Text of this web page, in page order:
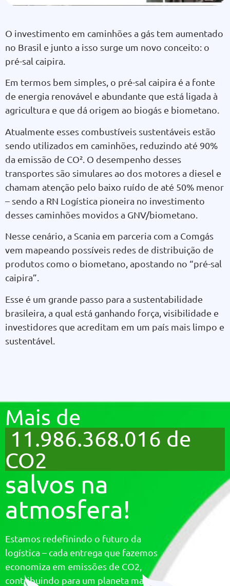
O investimento em caminhões a gás tem aumentado
no Brasil e junto a isso surge um novo conceito: o
pré-sal caipira.
Em termos bem simples, o pré-sal caipira é a fonte
de energia renovável e abundante que está ligada à
agricultura e que dá origem ao biogás e biometano.
Atualmente esses combustíveis sustentáveis estão
sendo utilizados em caminhões, reduzindo até 90%
da emissão de CO². O desempenho desses
transportes são simulares ao dos motores a diesel e
chamam atenção pelo baixo ruído de até 50% menor
– sendo a RN Logística pioneira no investimento
desses caminhões movidos a GNV/biometano.
Nesse cenário, a Scania em parceria com a Comgás
vem mapeando possíveis redes de distribuição de
produtos como o biometano, apostando no “pré-sal
caipira”.
Esse é um grande passo para a sustentabilidade
brasileira, a qual está ganhando força, visibilidade e
investidores que acreditam em um país mais limpo e
sustentável.
Mais de
11.986.368.016 de
CO2
salvos na
atmosfera!
Estamos redefinindo o futuro da
logística – cada entrega que fazemos
economiza em emissões de CO2,
contribuindo para um planeta mais